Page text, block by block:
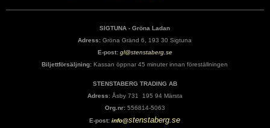
SIGTUNA - Gröna Ladan
Adress: Gröna Gränd 6, 193 30 Sigtuna
E-post: gl@stenstaberg.se
Biljettförsäljning: Kassan öppnar 45 minuter innan föreställningen
STENSTABERG TRADING AB
Adress: Åsby 731 195 94 Märsta
Org.nr:556814-5063
E-post:info@stenstaberg.se